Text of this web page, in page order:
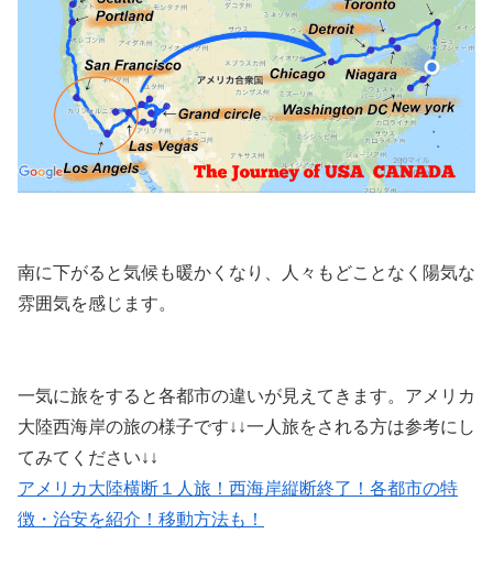
南に下がると気候も暖かくなり、人々もどことなく陽気な
雰囲気を感じます。
一気に旅をすると各都市の違いが見えてきます。アメリカ
大陸西海岸の旅の様子です↓↓一人旅をされる方は参考にし
てみてください↓↓
アメリカ大陸横断１人旅！西海岸縦断終了！各都市の特
徴・治安を紹介！移動方法も！